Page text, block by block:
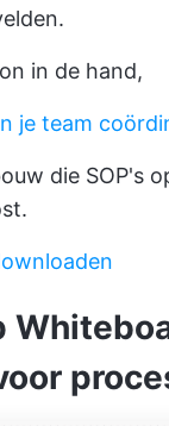
in de hand,
je team
die SOP's